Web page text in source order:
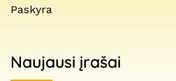
Paskyra
Naujausi įrašai